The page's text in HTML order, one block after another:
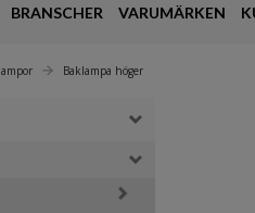
BRANSCHER VARUMÄRKEN
Baklampa höger